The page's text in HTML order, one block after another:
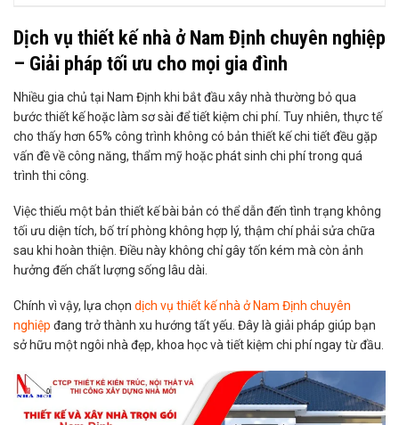
Dịch vụ thiết kế nhà ở Nam Định chuyên nghiệp
– Giải pháp tối ưu cho mọi gia đình
Nhiều gia chủ tại Nam Định khi bắt đầu xây nhà thường bỏ qua
bước thiết kế hoặc làm sơ sài để tiết kiệm chi phí. Tuy nhiên, thực tế
cho thấy hơn 65% công trình không có bản thiết kế chi tiết đều gặp
vấn đề về công năng, thẩm mỹ hoặc phát sinh chi phí trong quá
trình thi công.
Việc thiếu một bản thiết kế bài bản có thể dẫn đến tình trạng không
tối ưu diện tích, bố trí phòng không hợp lý, thậm chí phải sửa chữa
sau khi hoàn thiện. Điều này không chỉ gây tốn kém mà còn ảnh
hưởng đến chất lượng sống lâu dài.
Chính vì vậy, lựa chọn dịch vụ thiết kế nhà ở Nam Định chuyên
nghiệp đang trở thành xu hướng tất yếu. Đây là giải pháp giúp bạn
sở hữu một ngôi nhà đẹp, khoa học và tiết kiệm chi phí ngay từ đầu.